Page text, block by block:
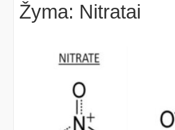
Žyma: Nitratai